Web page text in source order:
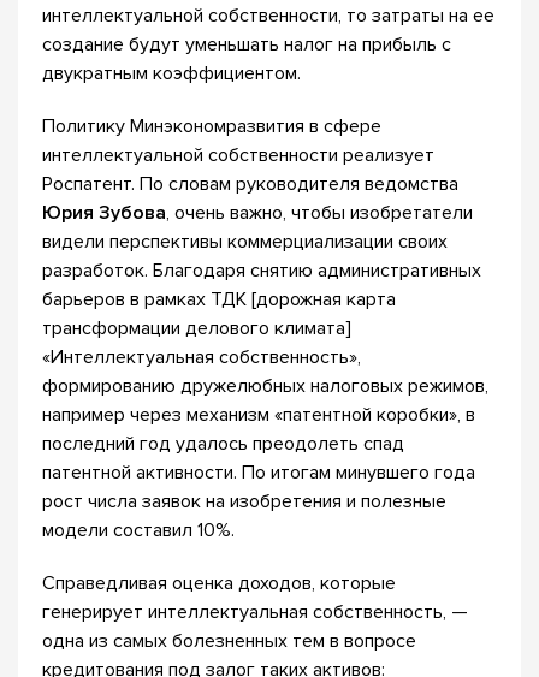
интеллектуальной собственности, то затраты на ее
создание будут уменьшать налог на прибыль с
двукратным коэффициентом.
Политику Минэкономразвития в сфере
интеллектуальной собственности реализует
Роспатент. По словам руководителя ведомства
Юрия Зубова, очень важно, чтобы изобретатели
видели перспективы коммерциализации своих
разработок. Благодаря снятию административных
барьеров в рамках ТДК [дорожная карта
трансформации делового климата]
«Интеллектуальная собственность»,
формированию дружелюбных налоговых режимов,
например через механизм «патентной коробки», в
последний год удалось преодолеть спад
патентной активности. По итогам минувшего года
рост числа заявок на изобретения и полезные
модели составил 10%.
Справедливая оценка доходов, которые
генерирует интеллектуальная собственность, —
одна из самых болезненных тем в вопросе
кредитования под залог таких активов: